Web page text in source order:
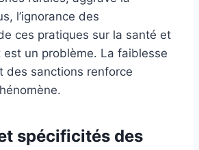
l’ignorance des
ces pratiques sur la santé et
est un problème. La faiblesse
des sanctions renforce
spécificités des